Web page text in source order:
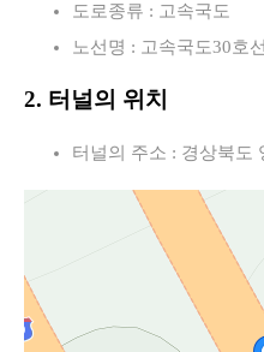
도로종류 : 고속국도
노선명 : 고속국도30호선
2. 터널의 위치
터널의 주소 : 경상북도